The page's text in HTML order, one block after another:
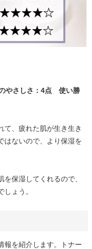
やさしさ：4点 使い勝
て、疲れた肌が生き生き
はないので、より保湿を
保湿してくれるので、
ょう。
報を紹介します。トナー